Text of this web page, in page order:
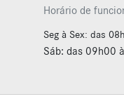
Horário de
Seg à Sex: das
Sáb: das 09h00